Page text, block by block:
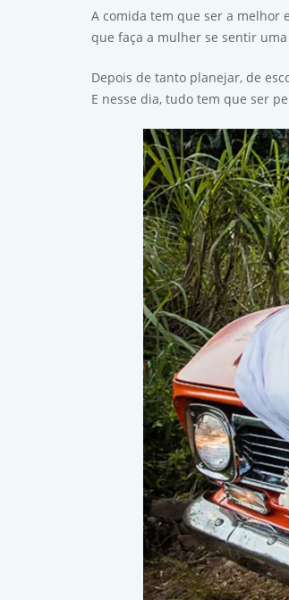
A comida tem que ser a melhor
que faça a mulher se sentir
Depois de tanto planejar, de
E nesse dia, tudo tem que ser